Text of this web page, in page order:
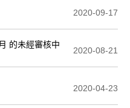
2020-09-17
2020-08-21
的未經審核中
2020-04-23